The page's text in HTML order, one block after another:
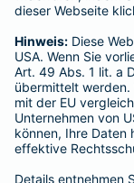
Sie sind unsicher,
Unsere Berater
persönliches
. So finden auch
#MachenWirGern